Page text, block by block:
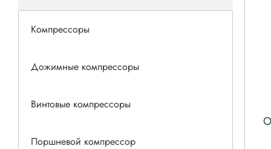
Компрессоры
Дожимные компрессоры
Винтовые компрессоры
Поршневой компрессор